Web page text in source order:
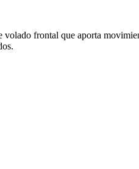
frontal que aporta